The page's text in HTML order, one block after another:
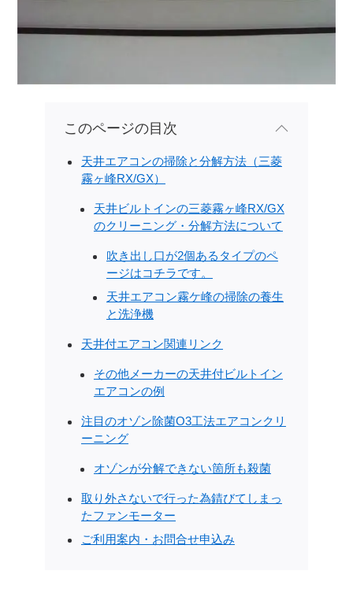
このページの目次
天井エアコンの掃除と分解方法（三菱
霧ヶ峰RX/GX）
天井ビルトインの三菱霧ヶ峰RX/GX
のクリーニング・分解方法について
吹き出し口が2個あるタイプのペ
ージはコチラです。
天井エアコン霧ケ峰の掃除の養生
と洗浄機
天井付エアコン関連リンク
その他メーカーの天井付ビルトイン
エアコンの例
注目のオゾン除菌O3工法エアコンクリ
ーニング
オゾンが分解できない箇所も殺菌
取り外さないで行った為錆びてしまっ
たファンモーター
ご利用案内・お問合せ申込み